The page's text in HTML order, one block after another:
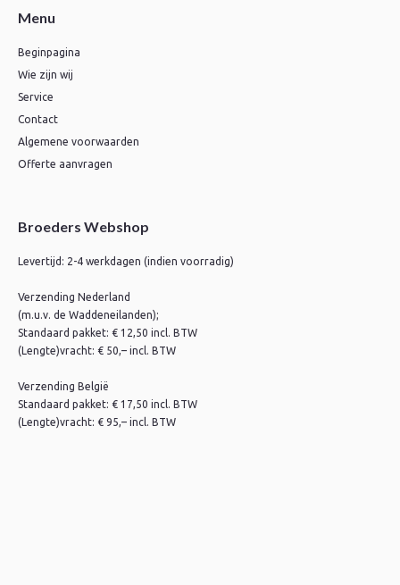
Menu
Beginpagina
Wie zijn wij
Service
Contact
Algemene voorwaarden
Offerte aanvragen
Broeders Webshop
Levertijd: 2-4 werkdagen (indien voorradig)
Verzending Nederland
(m.u.v. de Waddeneilanden);
Standaard pakket: € 12,50 incl. BTW
(Lengte)vracht: € 50,– incl. BTW
Verzending België
Standaard pakket: € 17,50 incl. BTW
(Lengte)vracht: € 95,– incl. BTW